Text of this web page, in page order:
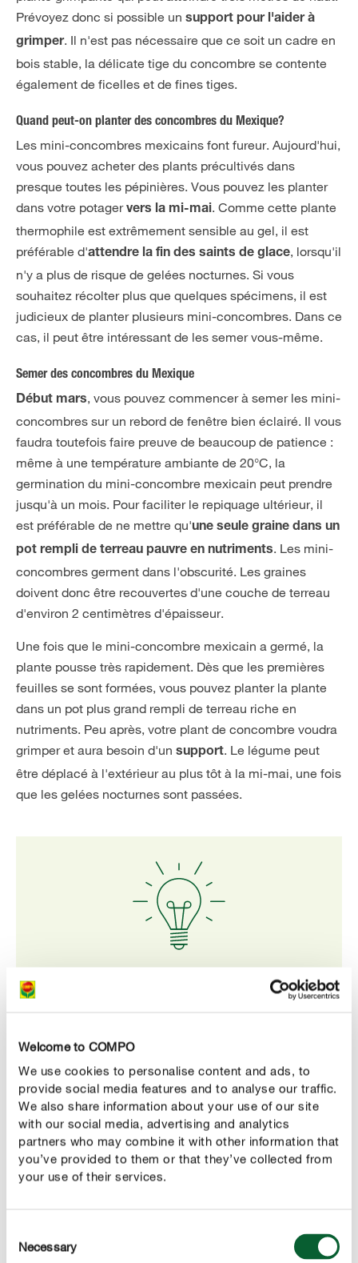
Welcome to COMPO
We use cookies to personalise content and ads, to
provide social media features and to analyse our traffic.
We also share information about your use of our site
with our social media, advertising and analytics
partners who may combine it with other information that
you’ve provided to them or that they’ve collected from
your use of their services.
Selection
Necessary
Prévoyez donc si possible un support pour l'aider à
grimper. Il n'est pas nécessaire que ce soit un cadre en
bois stable, la délicate tige du concombre se contente
également de ficelles et de fines tiges.
Quand peut-on planter des concombres du Mexique?
Les mini-concombres mexicains font fureur. Aujourd'hui,
vous pouvez acheter des plants précultivés dans
presque toutes les pépinières. Vous pouvez les planter
dans votre potagervers la mi-mai. Comme cette plante
thermophile est extrêmement sensible au gel, il est
préférable d'attendre la fin des saints de glace, lorsqu'il
n'y a plus de risque de gelées nocturnes. Si vous
souhaitez récolter plus que quelques spécimens, il est
judicieux de planter plusieurs mini-concombres. Dans ce
cas, il peut être intéressant de les semer vous-même.
Semer des concombres du Mexique
Début mars, vous pouvez commencer à semer les mini-
concombres sur un rebord de fenêtre bien éclairé. Il vous
faudra toutefois faire preuve de beaucoup de patience :
même à une température ambiante de 20°C, la
germination du mini-concombre mexicain peut prendre
jusqu'à un mois. Pour faciliter le repiquage ultérieur, il
est préférable de ne mettre qu'une seule graine dans un
pot rempli de terreau pauvre en nutriments. Les mini-
concombres germent dans l'obscurité. Les graines
doivent donc être recouvertes d'une couche de terreau
d'environ 2 centimètres d'épaisseur.
Une fois que le mini-concombre mexicain a germé, la
plante pousse très rapidement. Dès que les premières
feuilles se sont formées, vous pouvez planter la plante
dans un pot plus grand rempli de terreau riche en
nutriments. Peu après, votre plant de concombre voudra
grimper et aura besoin d'un support. Le légume peut
être déplacé à l'extérieur au plus tôt à la mi-mai, une fois
que les gelées nocturnes sont passées.
Notre conseil
Il aura alors besoin d'un support suffisant pour pouvoir
bien se développer.
ENTRETENIR CORRECTEMENT
La règle d'or :
! Vous avez sans